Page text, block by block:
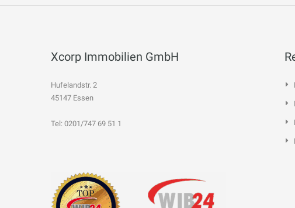
Xcorp Immobilien GmbH
Hufelandstr. 2
45147 Essen
Tel: 0201/747 69 51 1